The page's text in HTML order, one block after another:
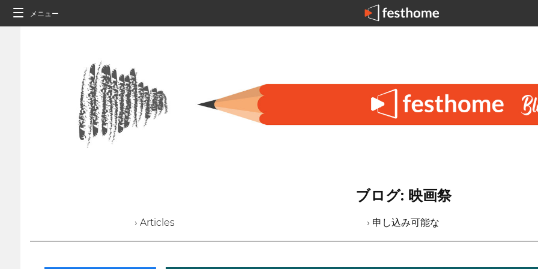
メニュー
ブログ: 映画祭
› Articles › 申し込み可能な